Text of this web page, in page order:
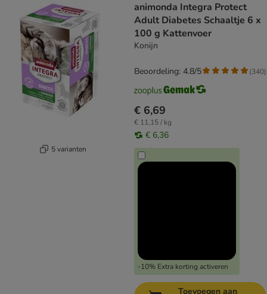
5 varianten
animonda Integra Protect
Adult Diabetes Schaaltje 6 x
100 g Kattenvoer
Konijn
€ 6,69
€ 11,15 / kg
€ 6,36
-10% Extra korting activeren
Beoordeling: 4.8/5 (340)
Toevoegen aan